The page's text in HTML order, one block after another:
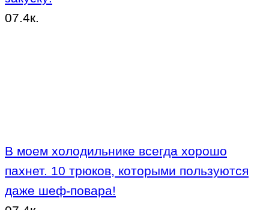
07.4к.
В моем холодильнике всегда хорошо
пахнет. 10 трюков, которыми пользуются
даже шеф-повара!